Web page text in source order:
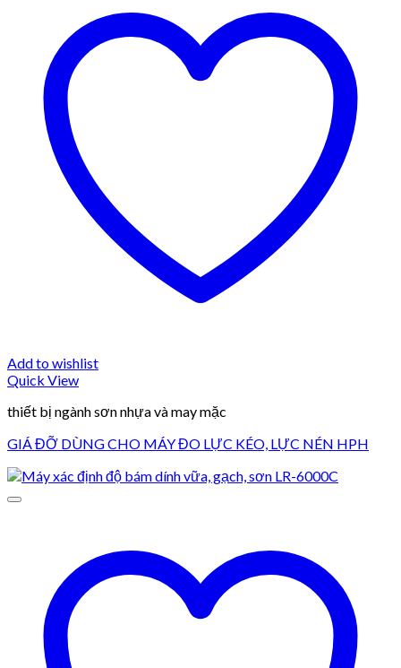
Add to wishlist
Quick View
thiết bị ngành sơn nhựa và may mặc
GIÁ ĐỠ DÙNG CHO MÁY ĐO LỰC KÉO, LỰC NÉN HPH